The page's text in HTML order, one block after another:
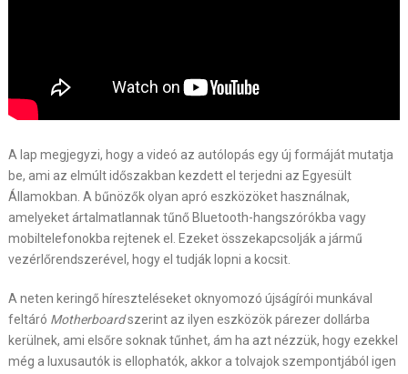
A lap megjegyzi, hogy a videó az autólopás egy új formáját mutatja
be, ami az elmúlt időszakban kezdett el terjedni az Egyesült
Államokban. A bűnözők olyan apró eszközöket használnak,
amelyeket ártalmatlannak tűnő Bluetooth-hangszórókba vagy
mobiltelefonokba rejtenek el. Ezeket összekapcsolják a jármű
vezérlőrendszerével, hogy el tudják lopni a kocsit.
A neten keringő híreszteléseket oknyomozó újságírói munkával
feltáró Motherboardszerint az ilyen eszközök párezer dollárba
kerülnek, ami elsőre soknak tűnhet, ám ha azt nézzük, hogy ezekkel
még a luxusautók is ellophatók, akkor a tolvajok szempontjából igen